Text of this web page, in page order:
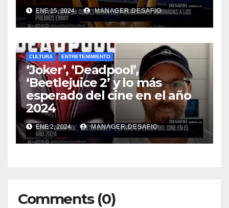
ENE 15, 2024 MANAGER.DESAFIO
CULTURA ENTRETENIMIENTO
‘Joker’, ‘Deadpool’,
‘Beetlejuice 2’ y lo más
esperado del cine en el año
2024
ENE 2, 2024 MANAGER.DESAFIO
Comments (0)